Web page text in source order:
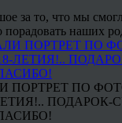
за то, что мы
порадовать наших
ПОРТРЕТ ПО
ПОДАРОК-